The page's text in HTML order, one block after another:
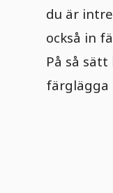
du är
också in
På så
färglägga